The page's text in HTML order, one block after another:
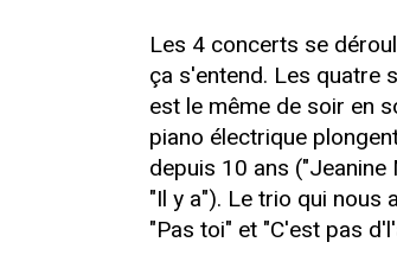
Les 4 concerts se
ça s'entend. Les quatre
est le même de soir en
piano électrique
depuis 10 ans
"Il y a"). Le trio qui
"Pas toi" et "C'est pas